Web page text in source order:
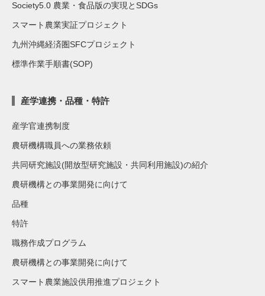
Society5.0 農業・食品版の実現とSDGs
スマート農業実証プロジェクト
九州沖縄経済圏SFCプロジェクト
標準作業手順書(SOP)
産学連携・品種・特許
産学官連携制度
農研機構職員への業務依頼
共同研究施設(開放型研究施設・共同利用施設)の紹介
農研機構との事業開発に向けて
品種
特許
職務作成プログラム
農研機構との事業開発に向けて
スマート農業施設供用推進プロジェクト